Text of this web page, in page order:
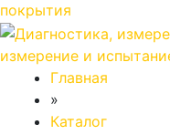
покрытия
измерение и
Главная
»
Каталог